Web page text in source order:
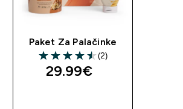
Paket Za Palačinke
4.5 out of 5 stars
(2)
29.99€‎